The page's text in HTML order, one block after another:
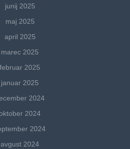
junij 2025
maj 2025
april 2025
marec 2025
februar 2025
januar 2025
2024
2024
2024
avgust 2024